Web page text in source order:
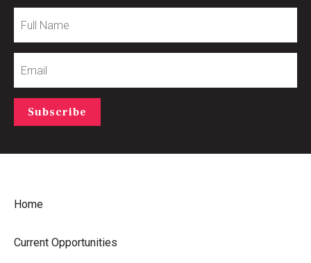
Name
Subscribe
Home
Current Opportunities